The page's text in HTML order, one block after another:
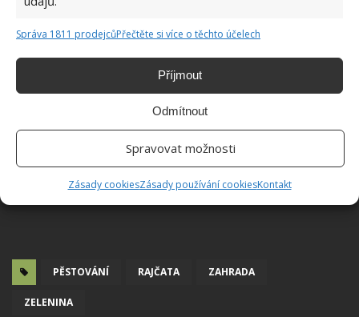
Správa 1811 prodejcůPřečtěte si více o těchto účelech
Příjmout
Odmítnout
Spravovat možnosti
Zásady cookiesZásady používání cookiesKontakt
PĚSTOVÁNÍ RAJČATA ZAHRADA
ZELENINA